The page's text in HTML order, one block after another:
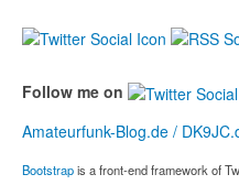
Follow me on
Amateurfunk-Blog.de /
Bootstrapis a front-end framework of